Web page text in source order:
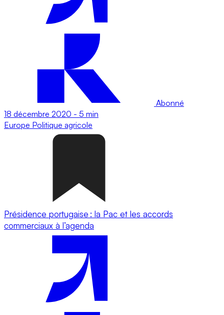
Abonné
18 décembre 2020 - 5 min
Europe Politique agricole
Présidence portugaise : la Pac et les accords
commerciaux à l’agenda